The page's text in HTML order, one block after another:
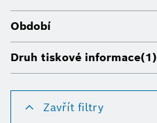
Období
Druh tiskové informace(1)
Zavřít filtry